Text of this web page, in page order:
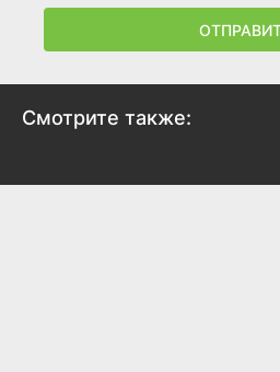
Смотрите также: